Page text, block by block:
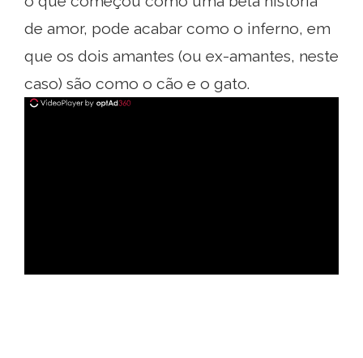
de amor, pode acabar como o inferno, em
que os dois amantes (ou ex-amantes, neste
caso) são como o cão e o gato.